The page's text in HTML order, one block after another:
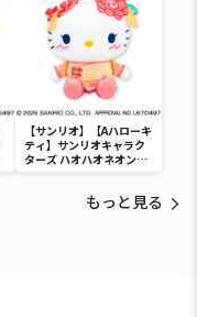
【サンリオ】【Aハローキ
ティ】サンリオキャラク
ターズ ハオハオネオンタ
ウンドールBIGタイプ1
もっと見る